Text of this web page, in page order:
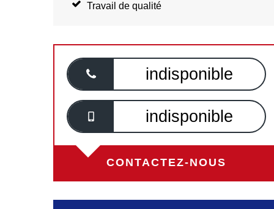
Travail de qualité
indisponible
indisponible
CONTACTEZ-NOUS